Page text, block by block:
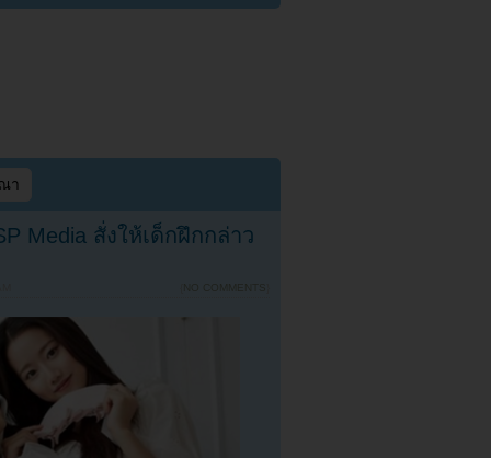
า
Media สั่งให้เด็กฝึกกล่าว
NO COMMENTS